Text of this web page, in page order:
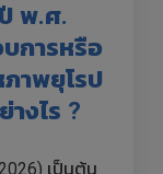
พ.ศ.
การหรือ
าพยุโรป
งไร ?
เป็นต้น